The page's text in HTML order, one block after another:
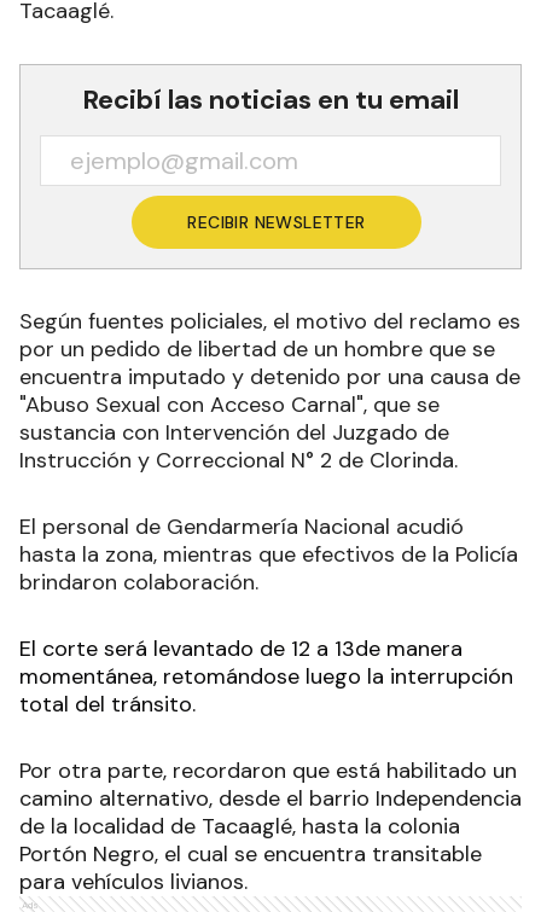
Tacaaglé.
Recibí las noticias en tu email
RECIBIR NEWSLETTER
Según fuentes policiales, el motivo del reclamo es
por un pedido de libertad de un hombre que se
encuentra imputado y detenido por una causa de
"Abuso Sexual con Acceso Carnal", que se
sustancia con Intervención del Juzgado de
Instrucción y Correccional N° 2 de Clorinda.
El personal de Gendarmería Nacional acudió
hasta la zona, mientras que efectivos de la Policía
brindaron colaboración.
El corte será levantado de 12 a 13de manera
momentánea, retomándose luego la interrupción
total del tránsito.
Por otra parte, recordaron que está habilitado un
camino alternativo, desde el barrio Independencia
de la localidad de Tacaaglé, hasta la colonia
Portón Negro, el cual se encuentra transitable
para vehículos livianos.
Ads